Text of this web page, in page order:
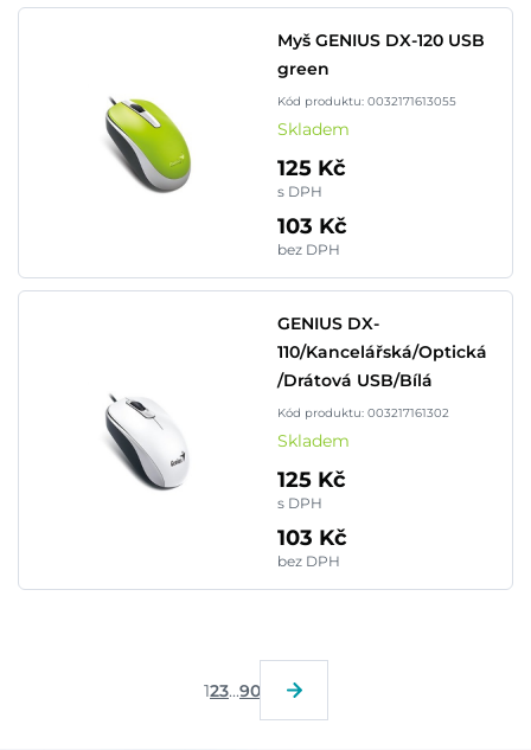
Myš GENIUS DX-120 USB
green
Kód produktu: 0032171613055
Skladem
125 Kč
s DPH
103 Kč
bez DPH
GENIUS DX-
110/Kancelářská/Optická
/Drátová USB/Bílá
Kód produktu: 003217161302
Skladem
125 Kč
s DPH
103 Kč
bez DPH
123...90